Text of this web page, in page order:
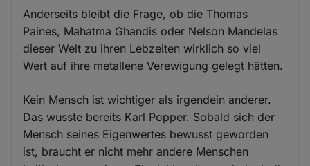
Anderseits bleibt die Frage, ob die Thomas
Paines, Mahatma Ghandis oder Nelson Mandelas
dieser Welt zu ihren Lebzeiten wirklich so viel
Wert auf ihre metallene Verewigung gelegt hätten.
Kein Mensch ist wichtiger als irgendein anderer.
Das wusste bereits Karl Popper. Sobald sich der
Mensch seines Eigenwertes bewusst geworden
ist, braucht er nicht mehr andere Menschen